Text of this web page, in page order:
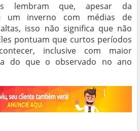
lembram que, apesar da
um inverno com médias de
isso não significa que não
pontuam que curtos períodos
inclusive com maior
do que o observado no ano